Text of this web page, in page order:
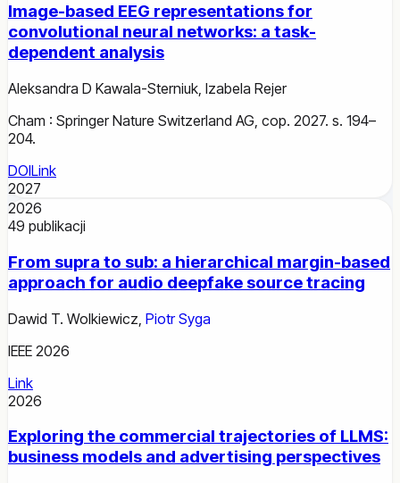
Image-based EEG representations for
convolutional neural networks: a task-
dependent analysis
Aleksandra D Kawala-Sterniuk, Izabela Rejer
Cham : Springer Nature Switzerland AG, cop. 2027. s. 194–
204.
DOILink
2027
2026
49 publikacji
From supra to sub: a hierarchical margin-based
approach for audio deepfake source tracing
Dawid T. Wolkiewicz Piotr Syga
IEEE 2026
Link
2026
Exploring the commercial trajectories of LLMS:
business models and advertising perspectives